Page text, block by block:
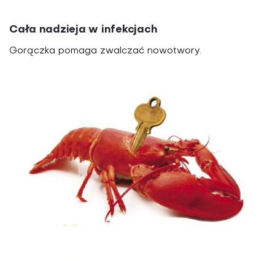
Cała nadzieja w infekcjach
Gorączka pomaga zwalczać nowotwory.